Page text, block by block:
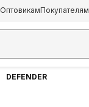
ОптовикамПокупателям
DEFENDER